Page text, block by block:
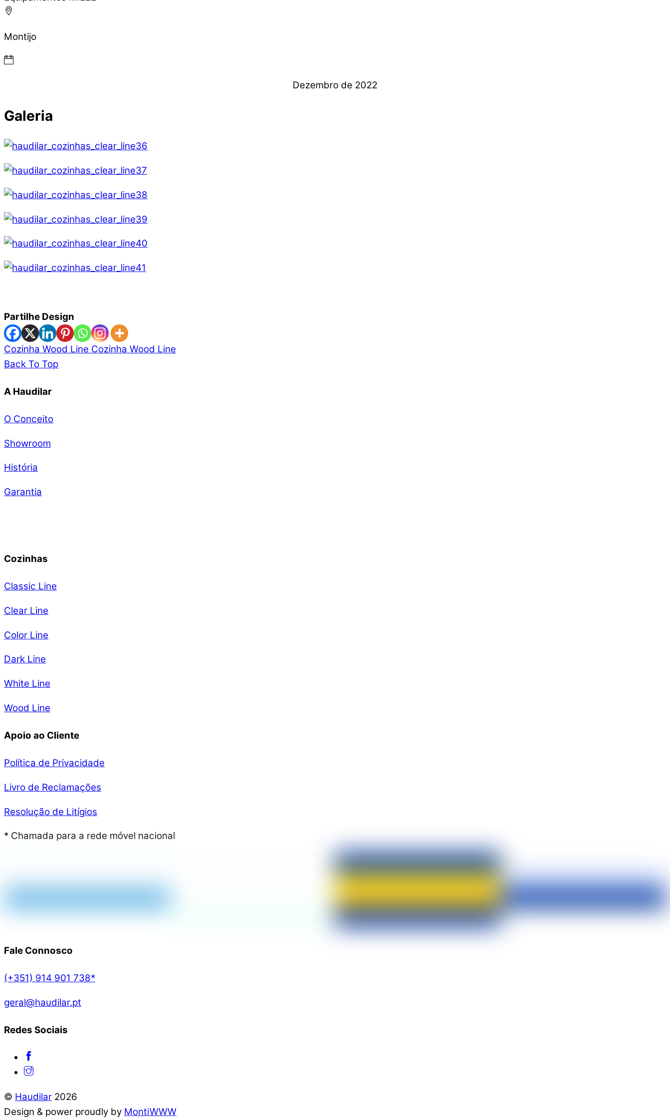
Montijo
Dezembro de 2022
Galeria
Partilhe Design
Cozinha Wood Line Cozinha Wood Line
Back To Top
A Haudilar
O Conceito
Showroom
História
Garantia
Cozinhas
Classic Line
Clear Line
Color Line
Dark Line
White Line
Wood Line
Apoio ao Cliente
Política de Privacidade
Livro de Reclamações
Resolução de Litígios
* Chamada para a rede móvel nacional
Fale Connosco
(+351) 914 901 738*
geral@haudilar.pt
Redes Sociais
© Haudilar 2026
Design & power proudly by MontiWWW